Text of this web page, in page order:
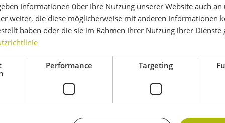
verschiedenen Formen – bei BRAUEN.DE
Hopfen kaufen, musst Du einiges beachten. Die Frucht ist sehr
Als Alternative kannst Du den Hopfen kaufen und sofort
sindHopfenpellets zu handhaben. Möchtest Du Hopfen
entscheiden. In dieser Form ist der Hopfen deutlich robuster und
kannst Du Hopfen kaufen, der den Geschmack
Informationen über Ihre Nutzung unserer Website auch an
weiter, die diese möglicherweise mit anderen Informationen
haben oder die sie im Rahmen Ihrer Nutzung ihrer Dienste
Performance Targeting